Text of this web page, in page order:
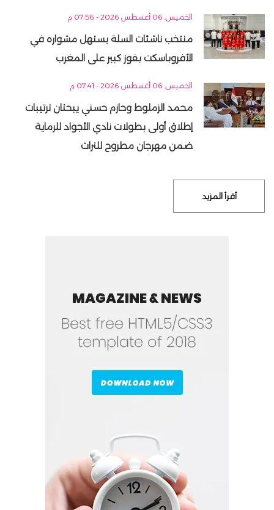
الخميس, 06 أغسطس 2026 - 07:56 م
منتخب ناشئات السلة يستهل مشواره في
الأفروباسكت بفوز كبير على المغرب
الخميس, 06 أغسطس 2026 - 07:41 م
محمد الزملوط وحازم حسني يبحثان ترتيبات
إطلاق أولى بطولات نادي الأجواد للرماية
ضمن مهرجان مطروح للتراث
أقرأ المزيد